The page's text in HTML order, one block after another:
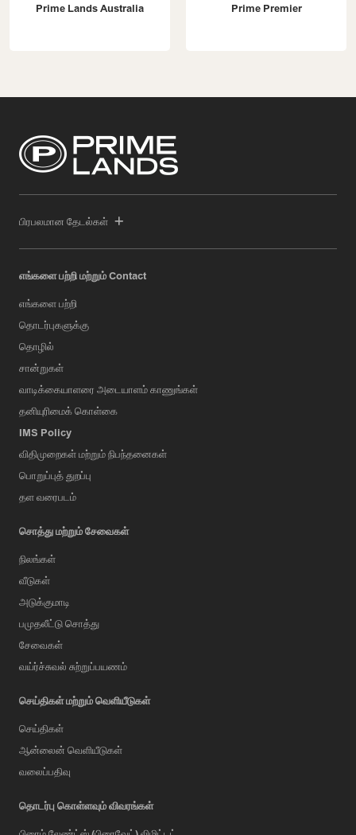
Prime Lands Australia Prime Premier
பிரபலமான தேடல்கள்
எங்களை பற்றி மற்றும் Contact
எங்களை பற்றி
தொடர்புகளுக்கு
தொழில்
சான்றுகள்
வாடிக்கையாளரை அடையாளம் காணுங்கள்
தனியுரிமைக் கொள்கை
IMS Policy
விதிமுறைகள் மற்றும் நிபந்தனைகள்
பொறுப்புத் துறப்பு
தள வரைபடம்
சொத்து மற்றும் சேவைகள்
நிலங்கள்
வீடுகள்
அடுக்குமாடி
பமுதலீட்டு சொத்து
சேவைகள்
வய்ர்ச்சுவல் சுற்றுப்பயணம்
செய்திகள் மற்றும் வெளியீடுகள்
செய்திகள்
ஆன்லைன் வெளியீடுகள்
வலைப்பதிவு
தொடர்பு கொள்ளவும் விவரங்கள்